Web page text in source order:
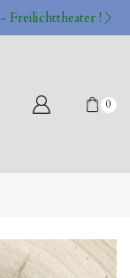
Freilichttheater !
0